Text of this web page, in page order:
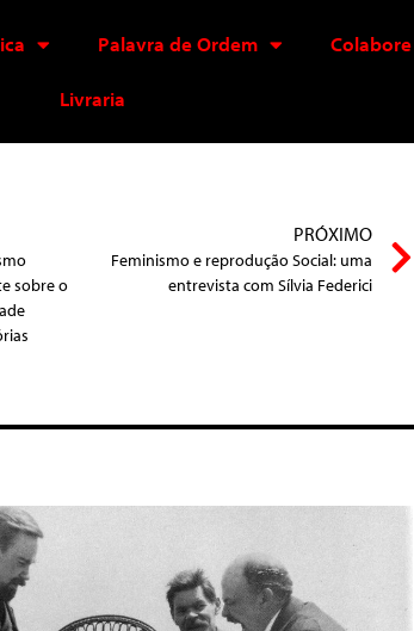
Palavra de Ordem Colabore
Livraria
sobre o
PRÓXIMO
Feminismo e reprodução Social: uma
entrevista com Sílvia Federici